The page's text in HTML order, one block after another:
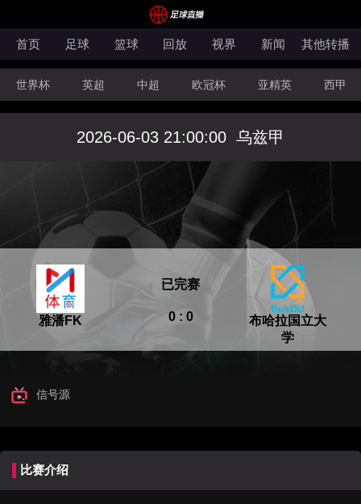
首页 足球 篮球 回放 视界 新闻 其他转播
世界杯 英超 中超 欧冠杯 亚精英 西甲
沙特联 土库曼超 科索沃超 拉脱超 墨西超
澳超 世亚预 中甲 美职业
2026-06-03 21:00:00 乌兹甲
雅潘FK 0 : 0
已完赛
布哈拉国立大
学
信号源
比赛介绍